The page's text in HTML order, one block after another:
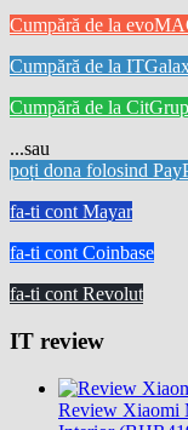
Cumpără de la
Cumpără de la
Cumpără de la CitGrup
...sau
poți dona folosind
fa-ti cont Mayar
fa-ti cont Coinbase
fa-ti cont Revolut
IT review
Review Xiaomi